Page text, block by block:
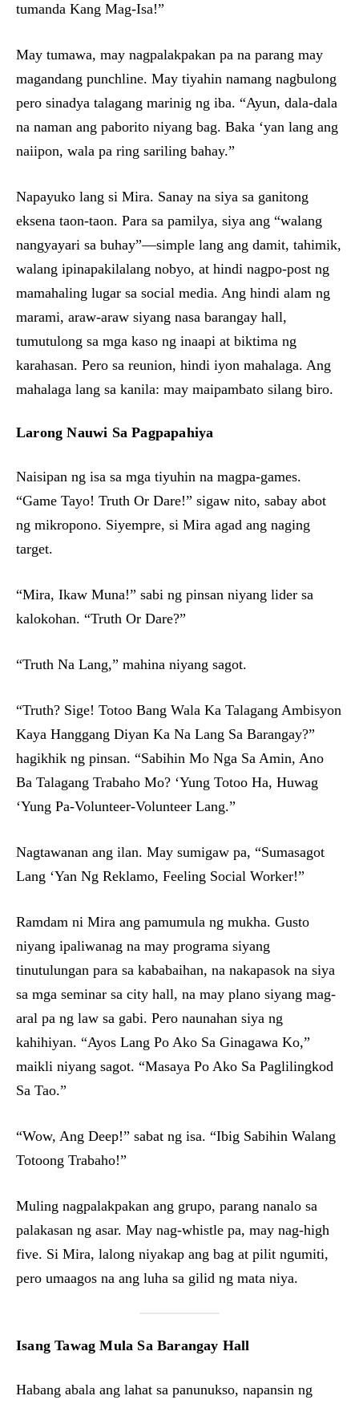
tumanda Kang Mag-Isa!”
May tumawa, may nagpalakpakan pa na parang may
magandang punchline. May tiyahin namang nagbulong
pero sinadya talagang marinig ng iba. “Ayun, dala-dala
na naman ang paborito niyang bag. Baka ‘yan lang ang
naiipon, wala pa ring sariling bahay.”
Napayuko lang si Mira. Sanay na siya sa ganitong
eksena taon-taon. Para sa pamilya, siya ang “walang
nangyayari sa buhay”—simple lang ang damit, tahimik,
walang ipinapakilalang nobyo, at hindi nagpo-post ng
mamahaling lugar sa social media. Ang hindi alam ng
marami, araw-araw siyang nasa barangay hall,
tumutulong sa mga kaso ng inaapi at biktima ng
karahasan. Pero sa reunion, hindi iyon mahalaga. Ang
mahalaga lang sa kanila: may maipambato silang biro.
Larong Nauwi Sa Pagpapahiya
Naisipan ng isa sa mga tiyuhin na magpa-games.
“Game Tayo! Truth Or Dare!” sigaw nito, sabay abot
ng mikropono. Siyempre, si Mira agad ang naging
target.
“Mira, Ikaw Muna!” sabi ng pinsan niyang lider sa
kalokohan. “Truth Or Dare?”
“Truth Na Lang,” mahina niyang sagot.
“Truth? Sige! Totoo Bang Wala Ka Talagang Ambisyon
Kaya Hanggang Diyan Ka Na Lang Sa Barangay?”
hagikhik ng pinsan. “Sabihin Mo Nga Sa Amin, Ano
Ba Talagang Trabaho Mo? ‘Yung Totoo Ha, Huwag
‘Yung Pa-Volunteer-Volunteer Lang.”
Nagtawanan ang ilan. May sumigaw pa, “Sumasagot
Lang ‘Yan Ng Reklamo, Feeling Social Worker!”
Ramdam ni Mira ang pamumula ng mukha. Gusto
niyang ipaliwanag na may programa siyang
tinutulungan para sa kababaihan, na nakapasok na siya
sa mga seminar sa city hall, na may plano siyang mag-
aral pa ng law sa gabi. Pero naunahan siya ng
kahihiyan. “Ayos Lang Po Ako Sa Ginagawa Ko,”
maikli niyang sagot. “Masaya Po Ako Sa Paglilingkod
Sa Tao.”
“Wow, Ang Deep!” sabat ng isa. “Ibig Sabihin Walang
Totoong Trabaho!”
Muling nagpalakpakan ang grupo, parang nanalo sa
palakasan ng asar. May nag-whistle pa, may nag-high
five. Si Mira, lalong niyakap ang bag at pilit ngumiti,
pero umaagos na ang luha sa gilid ng mata niya.
Isang Tawag Mula Sa Barangay Hall
Habang abala ang lahat sa panunukso, napansin ng